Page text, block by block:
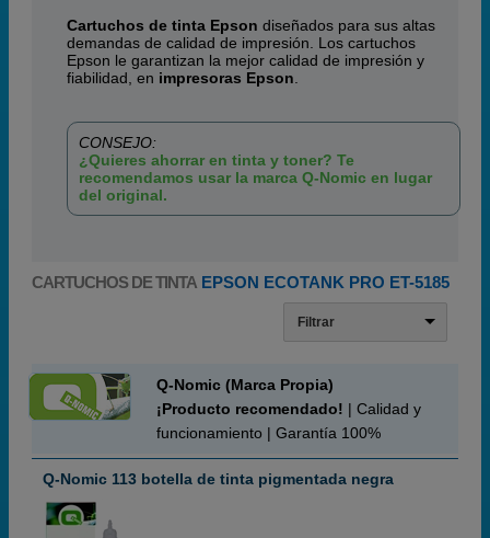
Cartuchos de tinta Epson diseñados para sus altas
demandas de calidad de impresión. Los cartuchos
Epson le garantizan la mejor calidad de impresión y
fiabilidad, en impresoras Epson
CONSEJO:
¿Quieres ahorrar en tinta y toner? Te
recomendamos usar la marca Q-Nomic en lugar
del original.
CARTUCHOS DE TINTA EPSON ECOTANK PRO ET-5185
Filtrar
Q-Nomic (Marca Propia)
¡Producto recomendado! | Calidad y
funcionamiento | Garantía 100%
Q-Nomic 113 botella de tinta pigmentada negra